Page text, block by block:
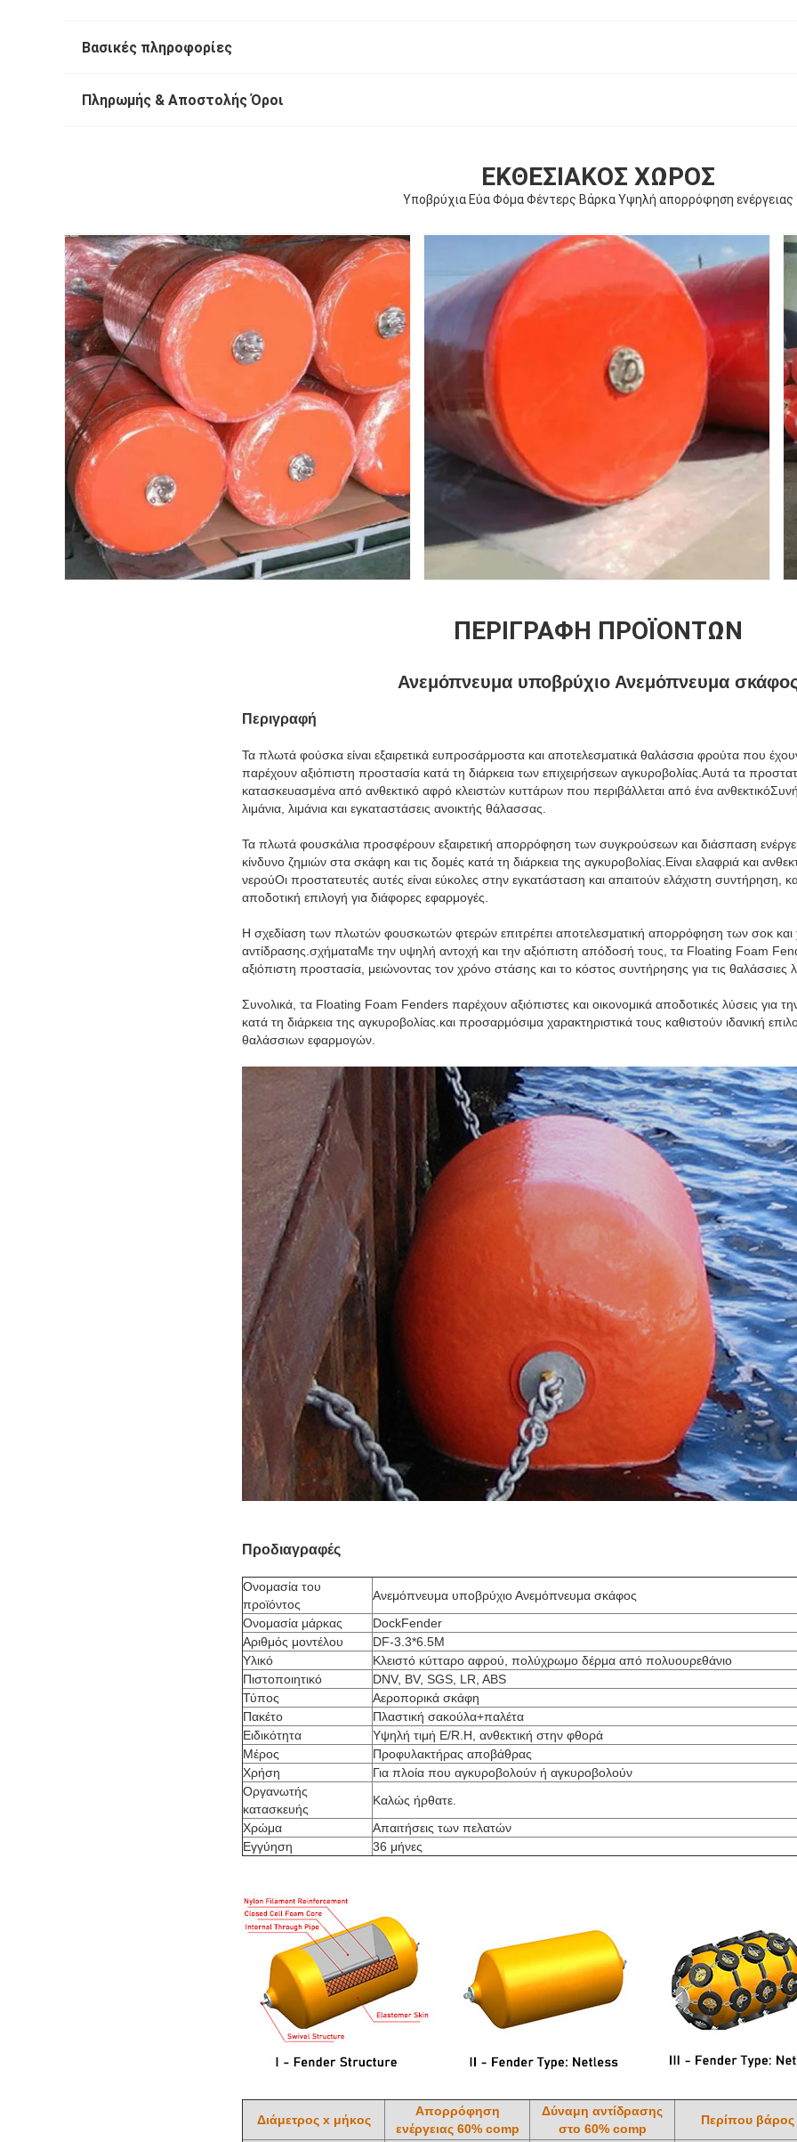
Βασικές πληροφορίες
Πληρωμής & Αποστολής Όροι
ΕΚΘΕΣΙΑΚΌΣ ΧΏΡΟΣ
Υποβρύχια Εύα Φόμα Φέντερς Βάρκα Υψηλή απορρόφηση ενέργειας
ΠΕΡΙΓΡΑΦΉ ΠΡΟΪΌΝΤΩΝ
Ανεμόπνευμα υποβρύχιο Ανεμόπνευμα
Περιγραφή
Τα πλωτά φούσκα είναι εξαιρετικά ευπροσάρμοστα και αποτελεσματικά θαλάσσια φρούτα που
παρέχουν αξιόπιστη προστασία κατά τη διάρκεια των επιχειρήσεων αγκυροβολίας.Αυτά τα
κατασκευασμένα από ανθεκτικό αφρό κλειστών κυττάρων που περιβάλλεται από ένα
λιμάνια, λιμάνια και εγκαταστάσεις ανοικτής θάλασσας.
Τα πλωτά φουσκάλια προσφέρουν εξαιρετική απορρόφηση των συγκρούσεων και διάσπαση
κίνδυνο ζημιών στα σκάφη και τις δομές κατά τη διάρκεια της αγκυροβολίας.Είναι ελαφριά και
νερούΟι προστατευτές αυτές είναι εύκολες στην εγκατάσταση και απαιτούν ελάχιστη συντήρηση,
αποδοτική επιλογή για διάφορες εφαρμογές.
Η σχεδίαση των πλωτών φουσκωτών φτερών επιτρέπει αποτελεσματική απορρόφηση των σοκ και
αντίδρασης.σχήματαΜε την υψηλή αντοχή και την αξιόπιστη απόδοσή τους, τα Floating Foam
αξιόπιστη προστασία, μειώνοντας τον χρόνο στάσης και το κόστος συντήρησης για τις θαλάσσιες
Συνολικά, τα Floating Foam Fenders παρέχουν αξιόπιστες και οικονομικά αποδοτικές λύσεις για
κατά τη διάρκεια της αγκυροβολίας.και προσαρμόσιμα χαρακτηριστικά τους καθιστούν ιδανική
θαλάσσιων εφαρμογών.
Προδιαγραφές
Ονομασία του
προϊόντος
Ανεμόπνευμα υποβρύχιο Ανεμόπνευμα σκάφος
Ονομασία μάρκας
DockFender
Αριθμός μοντέλου
DF-3.3*6.5M
Υλικό
Κλειστό κύτταρο αφρού, πολύχρωμο δέρμα από πολυουρεθάνιο
Πιστοποιητικό
DNV, BV, SGS, LR, ABS
Τύπος
Αεροπορικά σκάφη
Πακέτο
Πλαστική σακούλα+παλέτα
Ειδικότητα
Υψηλή τιμή E/R.H, ανθεκτική στην φθορά
Μέρος
Προφυλακτήρας αποβάθρας
Χρήση
Για πλοία που αγκυροβολούν ή αγκυροβολούν
Οργανωτής
κατασκευής
Καλώς ήρθατε.
Χρώμα
Απαιτήσεις των πελατών
Εγγύηση
36 μήνες
Διάμετρος x μήκος
Απορρόφηση
ενέργειας 60% comp
Δύναμη αντίδρασης
στο 60% comp
Περίπου βάρος